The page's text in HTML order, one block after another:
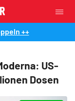
++
US-
Dosen